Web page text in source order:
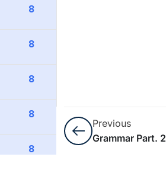
8
8
8
8
8
Previous
Grammar Part. 2